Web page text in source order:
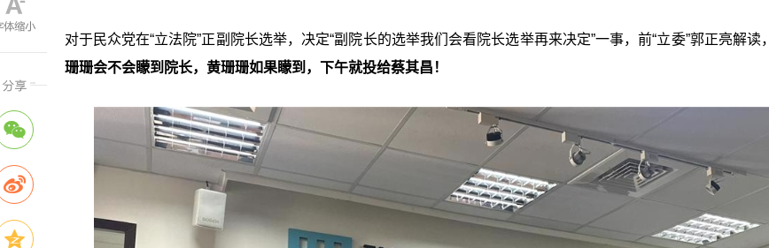
对于民众党在“立法院”正副院长选举，决定“副院长的选举我们会看院长选举再来决定”一事，前“立委”郭正亮解读，
珊珊会不会矇到院长，黄珊珊如果矇到，下午就投给蔡其昌！